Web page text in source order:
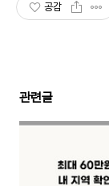
공감
관련글